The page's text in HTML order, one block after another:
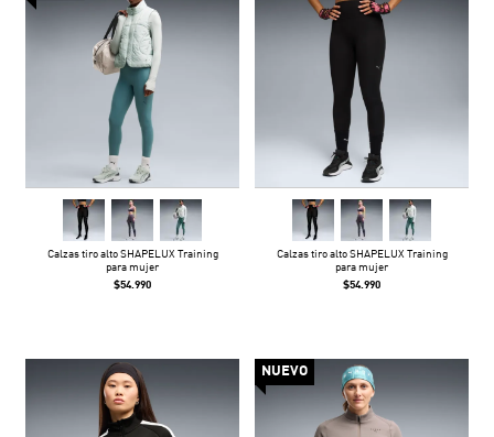
Calzas tiro alto SHAPELUX Training
para mujer
$54.990
Calzas tiro alto SHAPELUX Training
para mujer
$54.990
NUEVO